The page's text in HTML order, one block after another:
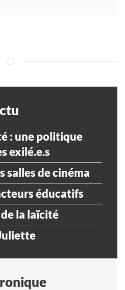
: une politique
exilé.e.s
salles de cinéma
éducatifs
la laïcité